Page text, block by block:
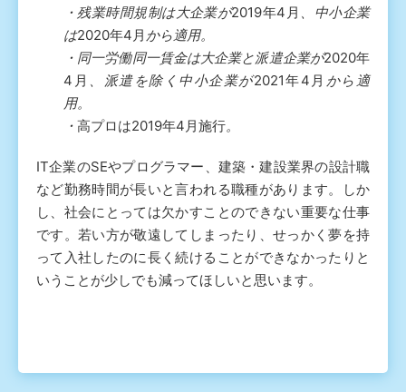
・残業時間規制は大企業が2019年4月 、中小企業
は2020年4月 から適用。
・同一労働同一賃金は大企業と派遣企業が2020年
4月 、派遣を除く中小企業が2021年4月 から適
用。
・ 高プロは2019年4月施行。
IT企業のSEやプログラマー、建築・建設業界の設計職
など勤務時間が長いと言われる職種があります。しか
し、社会にとっては欠かすことのできない重要な仕事
です。若い方が敬遠してしまったり、せっかく夢を持
って入社したのに長く続けることができなかったりと
いうことが少しでも減ってほしいと思います。